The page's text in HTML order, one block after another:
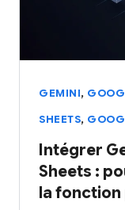
GEMINI,
SHEETS,
Intégrer
Sheets :
la fonction